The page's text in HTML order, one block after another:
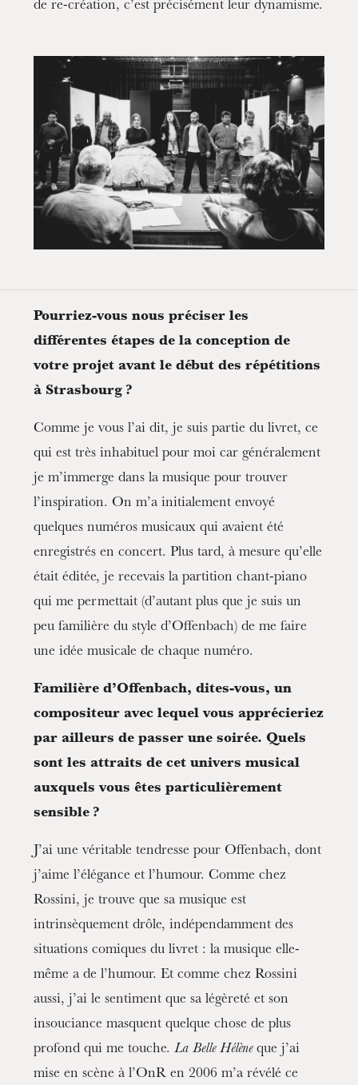
Mittwoch 19 Aug. 2026
de re-création, c’est précisément leur dynamisme.
Pourriez-vous nous préciser les
différentes étapes de la conception de
votre projet avant le début des répétitions
à Strasbourg ?
Comme je vous l’ai dit, je suis partie du livret, ce
qui est très inhabituel pour moi car généralement
je m’immerge dans la musique pour trouver
l’inspiration. On m’a initialement envoyé
quelques numéros musicaux qui avaient été
enregistrés en concert. Plus tard, à mesure qu’elle
était éditée, je recevais la partition chant-piano
qui me permettait (d’autant plus que je suis un
peu familière du style d’Offenbach) de me faire
une idée musicale de chaque numéro.
Familière d’Offenbach, dites-vous, un
compositeur avec lequel vous apprécieriez
par ailleurs de passer une soirée. Quels
sont les attraits de cet univers musical
auxquels vous êtes particulièrement
sensible ?
J’ai une véritable tendresse pour Offenbach, dont
j’aime l’élégance et l’humour. Comme chez
Rossini, je trouve que sa musique est
intrinsèquement drôle, indépendamment des
situations comiques du livret : la musique elle-
même a de l’humour. Et comme chez Rossini
aussi, j’ai le sentiment que sa légèreté et son
insouciance masquent quelque chose de plus
profond qui me touche.La Belle Hélèneque j’ai
mise en scène à l’OnR en 2006 m’a révélé ce